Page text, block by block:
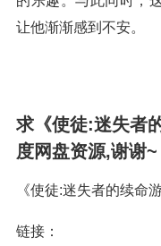
让他渐渐感到不安。
求《使徒:迷失者
度网盘资源,谢谢~
《使徒:迷失者的续命
链接：